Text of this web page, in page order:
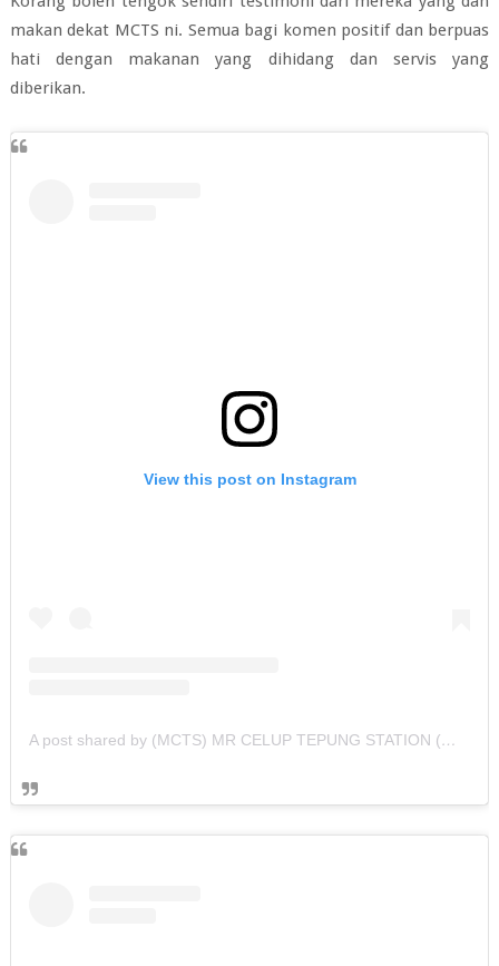
makan dekat MCTS ni. Semua bagi komen positif dan berpuas
hati dengan makanan yang dihidang dan servis yang
diberikan.
View this post on Instagram
A post shared by (MCTS) MR CELUP TEPUNG STATION (@mcts_seafood)